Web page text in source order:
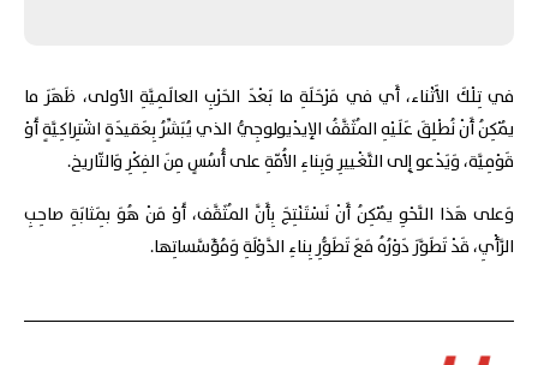
في تِلْكَ الأَثْناء، أَي في مَرْحَلَةِ ما بَعْدَ الحَرْبِ العالَمِيَّةِ الأولى، ظَهَرَ ما
يُمْكِنُ أَنْ نُطْلِقَ عَلَيْهِ المُثَقَّفُ الإيدْيولوجِيُّ الذي يُبَشِّرُ بِعَقيدَةٍ اشْتِراكِيَّةٍ أَوْ
قَوْمِيَّة، وَيَدْعو إِلى التَّغْييرِ وَبِناءِ الأُمّةِ على أُسُسٍ مِنَ الفِكْرِ وَالتّاريخ.
وَعلى هَذا النَّحْوِ يُمْكِنُ أَنْ نَسْتَنْتِجَ بِأَنَّ المُثَقَّف، أَوْ مَنْ هُوَ بِمَثابَةِ صاحِبِ
الرَّأْيِ، قَدْ تَطَوَّرَ دَوْرُهُ مَعَ تَطَوُّرِ بِناءِ الدَّوْلَةِ وَمُؤَسَّساتِها.